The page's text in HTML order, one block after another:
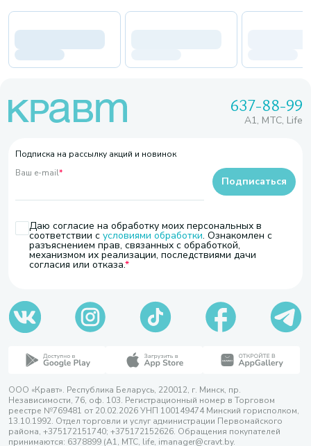
637-88-99
A1, МТС, Life
Подписка на рассылку акций и новинок
Ваш e-mail*
Даю согласие на обработку моих персональных в
соответствии с условиями обработки. Ознакомлен с
разъяснением прав, связанных с обработкой,
механизмом их реализации, последствиями дачи
согласия или отказа.
Подписаться
ООО «Кравт». Республика Беларусь, 220012, г. Минск, пр.
Независимости, 76, оф. 103. Регистрационный номер в Торговом
реестре №769481 от 20.02.2026 УНП 100149474 Минский горисполком,
13.10.1992. Отдел торговли и услуг администрации Первомайского
района, +375172151740; +375172152626. Обращения покупателей
принимаются: 6378899 (А1, МТС, life, imanager@cravt.by.